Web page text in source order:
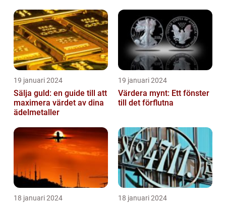
19 januari 2024
Sälja guld: en guide till att
maximera värdet av dina
ädelmetaller
19 januari 2024
Värdera mynt: Ett fönster
till det förflutna
18 januari 2024 18 januari 2024